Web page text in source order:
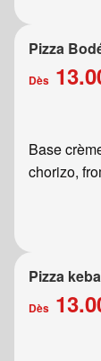
Pizza
Dès
Base
chorizo,
Pizza
Dès